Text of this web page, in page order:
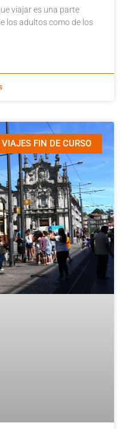
viajar es una parte
los adultos como de los
VIAJES FIN DE CURSO